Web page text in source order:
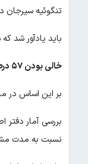
تنگوئیه سیرجان در استان کرمان هم فقط ۳ میلیون
باید یادآور شد
خالی بودن ۵۷ درصدی حجم سدها
بر این اساس در مجموع کل
نسبت به مدت